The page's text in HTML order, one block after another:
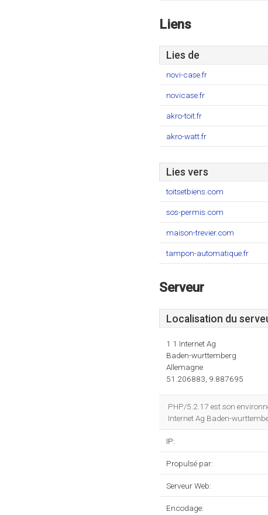
Liens
Lies de
novi-case.fr
novicase.fr
akro-toit.fr
akro-watt.fr
Lies vers
toitsetbiens.com
sos-permis.com
maison-trevier.com
tampon-automatique.fr
Serveur
Localisation du
1 1 Internet Ag
Baden-wurttemberg
Allemagne
51.206883, 9.887695
PHP/5.2.17 est son
Internet Ag Baden-
IP:
Propulsé par:
Serveur Web:
Encodage: